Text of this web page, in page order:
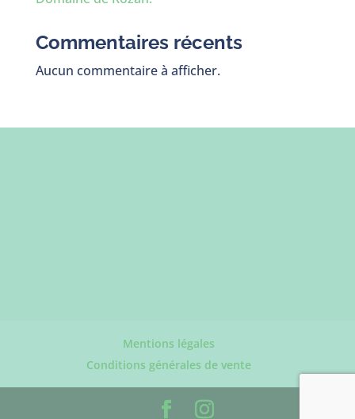
Commentaires récents
Aucun commentaire à afficher.
Mentions légales
Conditions générales de vente